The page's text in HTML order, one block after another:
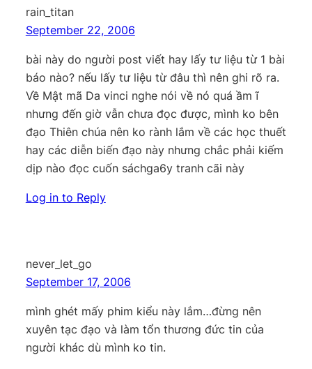
rain_titan
September 22, 2006
bài này do người post viết hay lấy tư liệu từ 1 bài
báo nào? nếu lấy tư liệu từ đâu thì nên ghi rõ ra.
Về Mật mã Da vinci nghe nói về nó quá ầm ĩ
nhưng đến giờ vẫn chưa đọc được, mình ko bên
đạo Thiên chúa nên ko rành lắm về các học thuết
hay các diễn biến đạo này nhưng chắc phải kiếm
dịp nào đọc cuốn sáchga6y tranh cãi này
Log in to Reply
never_let_go
September 17, 2006
mình ghét mấy phim kiểu này lắm…đừng nên
xuyên tạc đạo và làm tổn thương đức tin của
người khác dù mình ko tin.